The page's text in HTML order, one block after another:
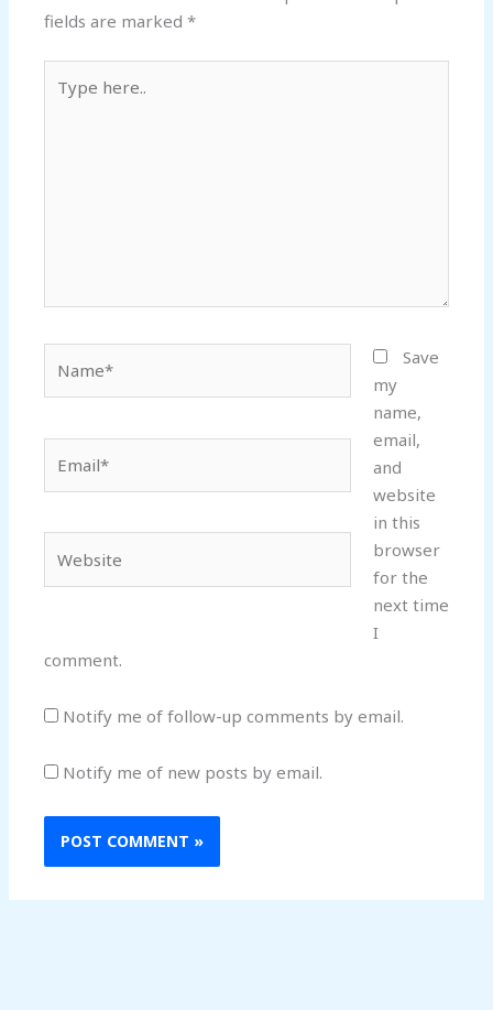
fields are marked*
here..
Save
my
name,
email,
and
website
in this
browser
for the
next time
I
comment.
Notify me of follow-up comments by email.
Notify me of new posts by email.